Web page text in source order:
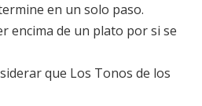
en un solo paso.
encima de un plato por si se
que Los Tonos de los